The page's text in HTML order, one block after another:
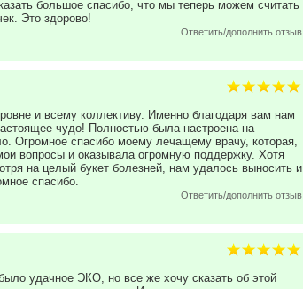
большое спасибо, что мы теперь можем считать
Это здорово!
Ответить/дополнить отзыв
и всему коллективу. Именно благодаря вам нам
чудо! Полностью была настроена на
Огромное спасибо моему лечащему врачу, которая,
вопросы и оказывала огромную поддержку. Хотя
на целый букет болезней, нам удалось выносить и
спасибо.
Ответить/дополнить отзыв
удачное ЭКО, но все же хочу сказать об этой